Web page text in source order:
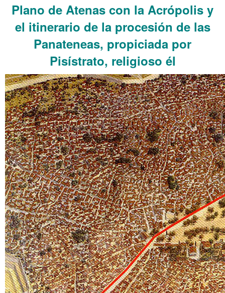
Plano de Atenas con la Acrópolis y
el itinerario de la procesión de las
Panateneas, propiciada por
Pisístrato, religioso él